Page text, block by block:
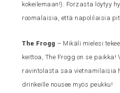
kokeilemaan!). Forzasta löytyy
roomalaisia, että napolilaisia
The Frogg – Mikäli mielesi
keittoa, The Frogg on se
ravintolasta saa vietnamilaisia
drinkeille nousee myös peukku!